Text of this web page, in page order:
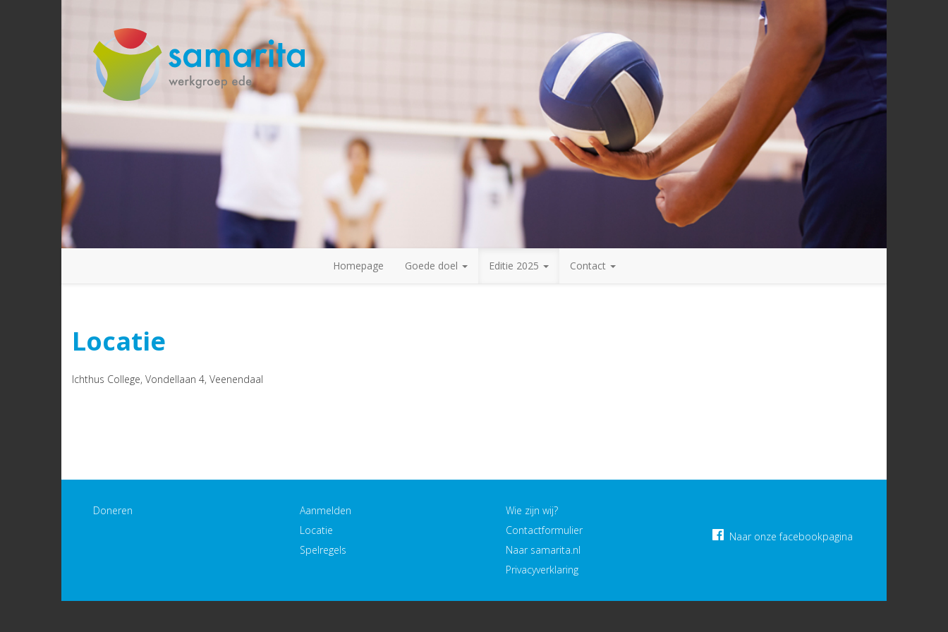
Homepage Goede doel Editie 2025 Contact
Locatie
Ichthus College, Vondellaan 4, Veenendaal
Doneren
Aanmelden
Locatie
Spelregels
Wie zijn wij?
Contactformulier
Naar samarita.nl
Privacyverklaring
Naar onze facebookpagina